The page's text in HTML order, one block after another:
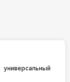
универсальный